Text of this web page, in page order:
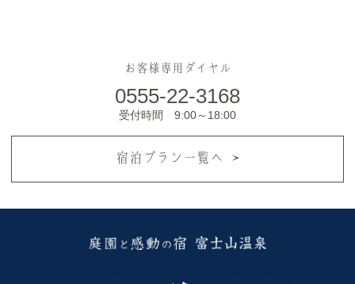
お客様専用ダイヤル
0555-22-3168
受付時間 9:00～18:00
宿泊プラン一覧へ